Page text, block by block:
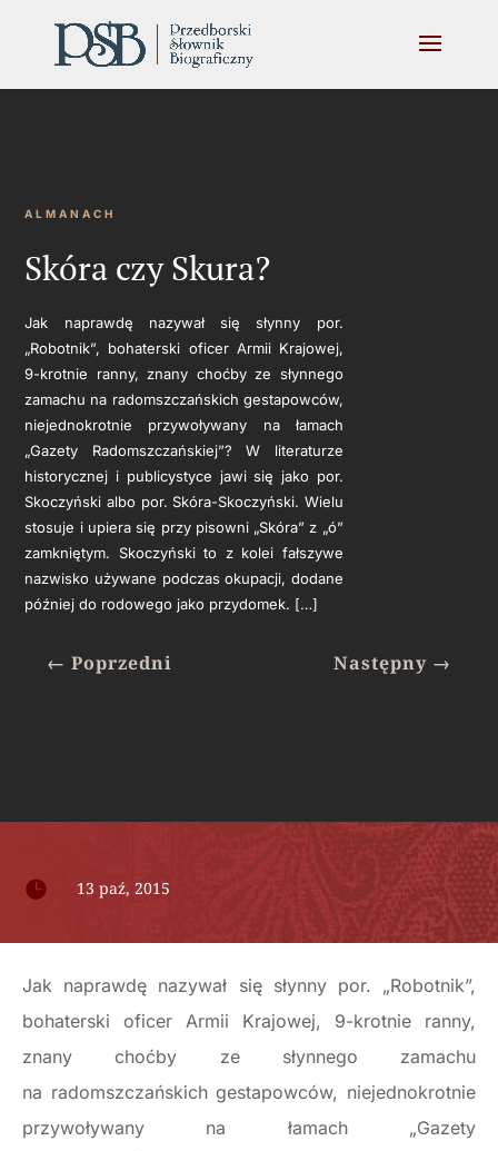
ALMANACH
Skóra czy Skura?
Jak naprawdę nazywał się słynny por.
„Robotnik”, bohaterski oficer Armii Krajowej,
9-krotnie ranny, znany choćby ze słynnego
zamachu na radomszczańskich gestapowców,
niejednokrotnie przywoływany na łamach
„Gazety Radomszczańskiej”? W literaturze
historycznej i publicystyce jawi się jako por.
Skoczyński albo por. Skóra-Skoczyński. Wielu
stosuje i upiera się przy pisowni „Skóra” z „ó”
zamkniętym. Skoczyński to z kolei fałszywe
nazwisko używane podczas okupacji, dodane
później do rodowego jako przydomek. […]
←Poprzedni Następny→
 13 paź, 2015
Jak naprawdę nazywał się słynny por. „Robotnik”,
bohaterski oficer Armii Krajowej, 9-krotnie ranny,
znany choćby ze słynnego zamachu
na radomszczańskich gestapowców, niejednokrotnie
przywoływany na łamach „Gazety